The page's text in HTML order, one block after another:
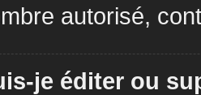
autorisé,
je éditer ou